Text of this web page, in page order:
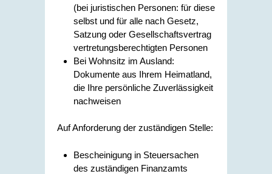
(bei juristischen Personen: für diese
selbst und für alle nach Gesetz,
Satzung oder Gesellschaftsvertrag
vertretungsberechtigten Personen
Bei Wohnsitz im Ausland:
Dokumente aus Ihrem Heimatland,
die Ihre persönliche Zuverlässigkeit
nachweisen
Auf Anforderung der zuständigen Stelle:
Bescheinigung in Steuersachen
des zuständigen Finanzamts